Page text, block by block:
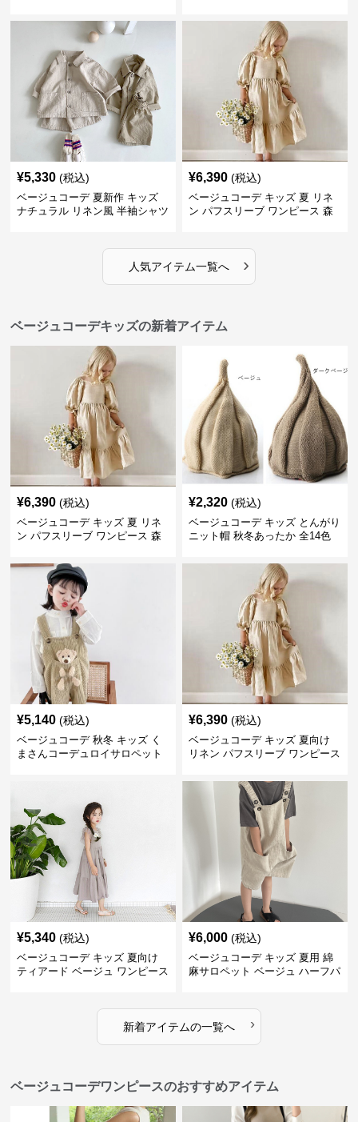
¥5,330 (税込)
ベージュコーデ 夏新作 キッズ
ナチュラル リネン風 半袖シャツ
¥6,390 (税込)
ベージュコーデ キッズ 夏 リネ
ン パフスリーブ ワンピース 森
人気アイテム一覧へ ›
ベージュコーデキッズの新着アイテム
¥6,390 (税込)
ベージュコーデ キッズ 夏 リネ
ン パフスリーブ ワンピース 森
¥2,320 (税込)
ベージュコーデ キッズ とんがり
ニット帽 秋冬あったか 全14色
¥5,140 (税込)
ベージュコーデ 秋冬 キッズ く
まさんコーデュロイサロペット
¥6,390 (税込)
ベージュコーデ キッズ 夏向け
リネン パフスリーブ ワンピース
¥5,340 (税込)
ベージュコーデ キッズ 夏向け
ティアード ベージュ ワンピース
¥6,000 (税込)
ベージュコーデ キッズ 夏用 綿
麻サロペット ベージュ ハーフパ
新着アイテムの一覧へ ›
ベージュコーデワンピースのおすすめアイテム